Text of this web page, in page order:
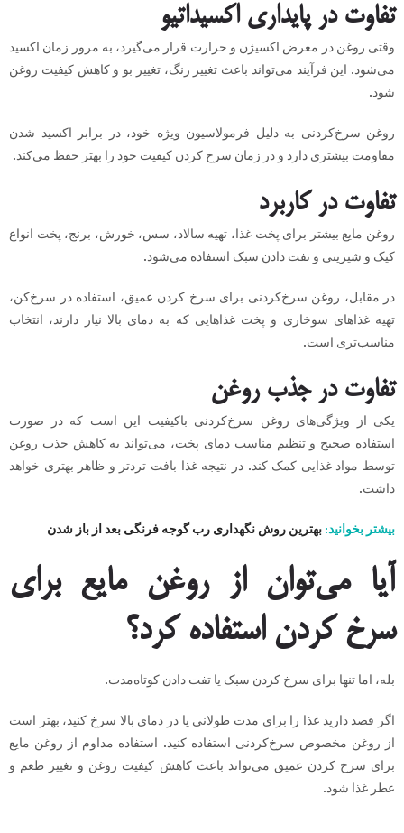
تفاوت در پایداری اکسیداتیو
وقتی روغن در معرض اکسیژن و حرارت قرار می‌گیرد، به مرور زمان اکسید
می‌شود. این فرآیند می‌تواند باعث تغییر رنگ، تغییر بو و کاهش کیفیت روغن
شود.
روغن سرخ‌کردنی به دلیل فرمولاسیون ویژه خود، در برابر اکسید شدن
مقاومت بیشتری دارد و در زمان سرخ کردن کیفیت خود را بهتر حفظ می‌کند.
تفاوت در کاربرد
روغن مایع بیشتر برای پخت غذا، تهیه سالاد، سس، خورش، برنج، پخت انواع
کیک و شیرینی و تفت دادن سبک استفاده می‌شود.
در مقابل، روغن سرخ‌کردنی برای سرخ کردن عمیق، استفاده در سرخ‌کن،
تهیه غذاهای سوخاری و پخت غذاهایی که به دمای بالا نیاز دارند، انتخاب
مناسب‌تری است.
تفاوت در جذب روغن
یکی از ویژگی‌های روغن سرخ‌کردنی باکیفیت این است که در صورت
استفاده صحیح و تنظیم مناسب دمای پخت، می‌تواند به کاهش جذب روغن
توسط مواد غذایی کمک کند. در نتیجه غذا بافت تردتر و ظاهر بهتری خواهد
داشت.
بیشتر بخوانید: بهترین روش نگهداری رب گوجه فرنگی بعد از باز شدن
آیا می‌توان از روغن مایع برای
سرخ کردن استفاده کرد؟
بله، اما تنها برای سرخ کردن سبک یا تفت دادن کوتاه‌مدت.
اگر قصد دارید غذا را برای مدت طولانی یا در دمای بالا سرخ کنید، بهتر است
از روغن مخصوص سرخ‌کردنی استفاده کنید. استفاده مداوم از روغن مایع
برای سرخ کردن عمیق می‌تواند باعث کاهش کیفیت روغن و تغییر طعم و
عطر غذا شود.